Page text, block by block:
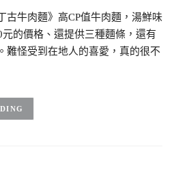
古牛肉麵》高CP值牛肉麵，湯鮮味
的價格、還提供三種麵條，還有
難怪受到在地人的喜愛，真的很不